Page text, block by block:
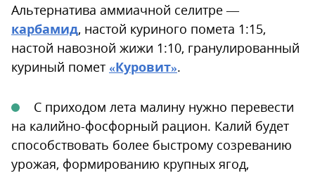
Альтернатива аммиачной селитре —
карбамид, настой куриного помета 1:15,
настой навозной жижи 1:10, гранулированный
куриный помет «Куровит».
С приходом лета малину нужно перевести
на калийно-фосфорный рацион. Калий будет
способствовать более быстрому созреванию
урожая, формированию крупных ягод,